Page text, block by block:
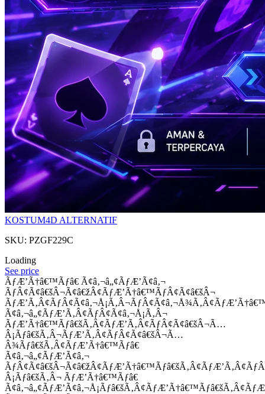
KOSTUM4D ALTERNATIF
SKU: PZGF229C
Loading
See price
ÃƒÆ’Ã†â€™Ãƒâ€ Ã¢â‚¬â„¢ÃƒÆ’Ã¢â‚¬
ÃƒÂ¢Ã¢â€šÂ¬Ã¢â€žÂ¢ÃƒÆ’Ã†â€™ÃƒÂ¢Ã¢â€šÂ¬
Ã¢â‚¬â„¢ÃƒÆ’Ã‚Â¢ÃƒÂ¢Ã¢â‚¬Å¡Ã‚Â¬
ÃƒÆ’Ã†â€™Ãƒâ€šÃ‚Â¢ÃƒÆ’Ã‚Â¢ÃƒÂ¢Ã¢â€šÂ¬Ã…
Â¡Ãƒâ€šÃ‚Â¬ÃƒÆ’Ã‚Â¢ÃƒÂ¢Ã¢â€šÂ¬Ã…
Â¾Ãƒâ€šÃ‚Â¢ÃƒÆ’Ã†â€™Ãƒâ€
Ã¢â‚¬â„¢ÃƒÆ’Ã¢â‚¬
Â¡Ãƒâ€šÃ‚Â¬ ÃƒÆ’Ã†â€™Ãƒâ€